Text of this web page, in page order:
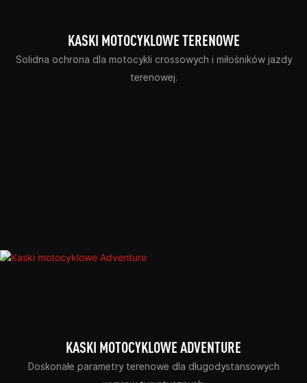
KASKI MOTOCYKLOWE TERENOWE
Solidna ochrona dla motocykli crossowych i miłośników jazdy
terenowej.
KASKI MOTOCYKLOWE ADVENTURE
Doskonałe parametry terenowe dla długodystansowych